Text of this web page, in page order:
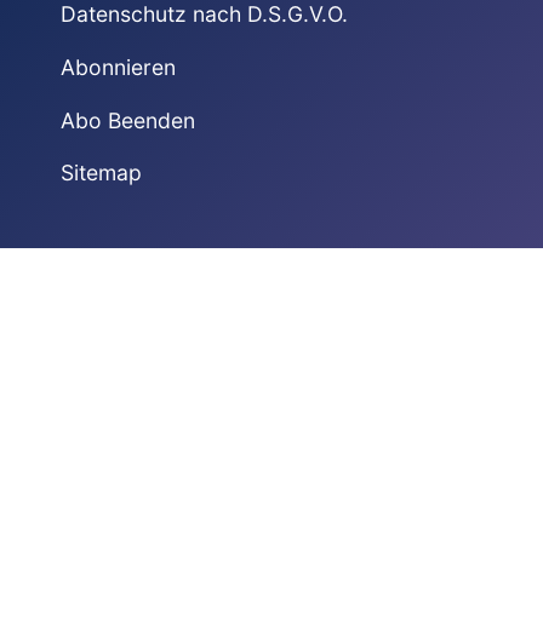
Datenschutz nach D.S.G.V.O.
Abonnieren
Abo Beenden
Sitemap